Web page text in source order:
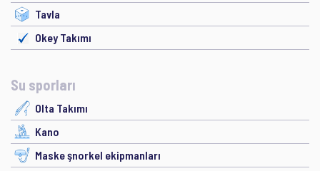
Tavla
Okey Takımı
Su sporları
Olta Takımı
Kano
Maske şnorkel ekipmanları